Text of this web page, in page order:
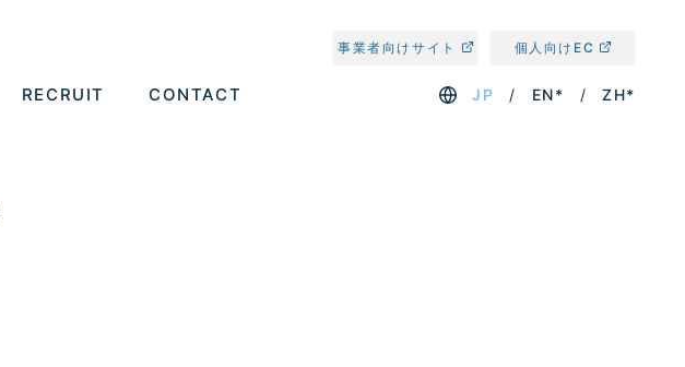
RECRUIT CONTACT
事業者向けサイト 個人向けEC
JP EN* ZH*